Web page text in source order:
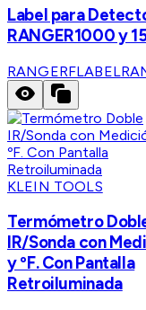
Label para
RANGER1000 y
RANGERFLABEL
KLEIN TOOLS
Termómetro
IR/Sonda con
y ºF. Con Pantalla
Retroiluminada